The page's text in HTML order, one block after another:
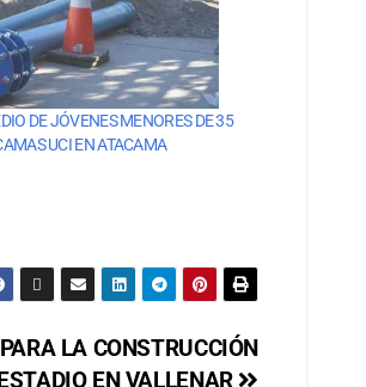
DE JÓVENES MENORES DE 35
UCI EN ATACAMA
LA CONSTRUCCIÓN
EN VALLENAR